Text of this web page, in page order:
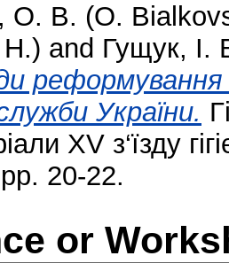
О. В. (O.
and Гущук, І.
України.
XV з‘їзду
20-22.
or